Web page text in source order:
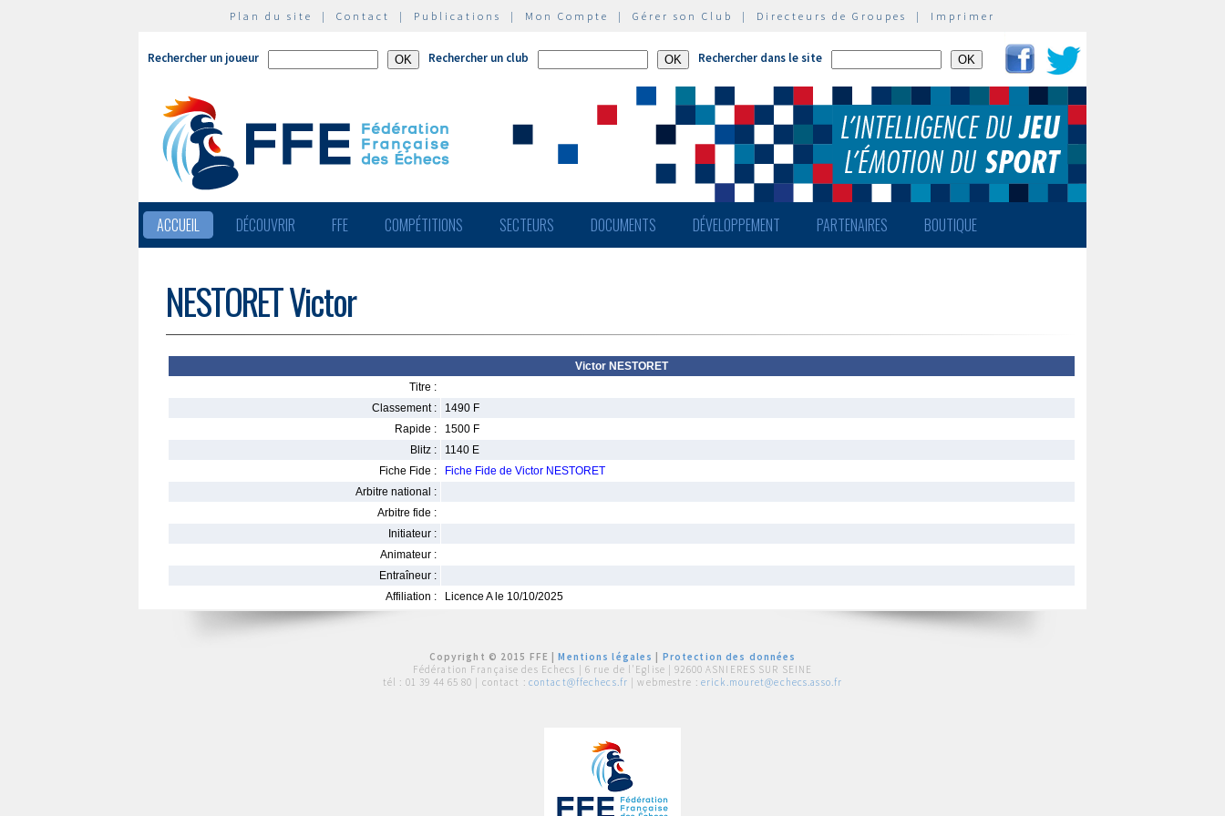
Plan du site | Contact | Publications | Mon Compte | Gérer son Club | Directeurs de Groupes | Imprimer
Rechercher un joueur Rechercher un club Rechercher dans le site
ACCUEIL DÉCOUVRIR FFE COMPÉTITIONS SECTEURS DOCUMENTS DÉVELOPPEMENT PARTENAIRES BOUTIQUE
NESTORET Victor
Victor NESTORET
Titre :
Classement :
1490 F
Rapide :
1500 F
Blitz :
1140 E
Fiche Fide :
Fiche Fide de Victor NESTORET
Arbitre national :
Arbitre fide :
Initiateur :
Animateur :
Entraîneur :
Affiliation :
Licence A le 10/10/2025
Copyright © 2015 FFE |Mentions légales
Protection des données
Fédération Française des Echecs | 6 rue de l'Eglise | 92600 ASNIERES SUR SEINE
tél : 01 39 44 65 80 | contact : contact@ffechecs.fr | webmestre : erick.mouret@echecs.asso.fr